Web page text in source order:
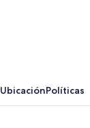
UbicaciónPolíticas